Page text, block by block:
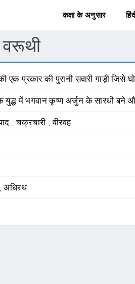
कक्षा के अनुसार
वरूथी
की एक प्रकार की पुरानी सवारी गाड़ी जिसे
युद्ध में भगवान कृष्ण अर्जुन के सारथी बने
,चक्रचारी ,वीरवह
,अधिरथ